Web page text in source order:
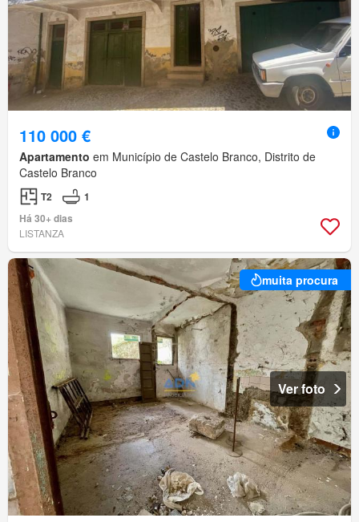
110 000 €
Apartamento em Município de Castelo Branco, Distrito de
Castelo Branco
T2
1
Há 30+ dias
LISTANZA
muita procura
Ver foto